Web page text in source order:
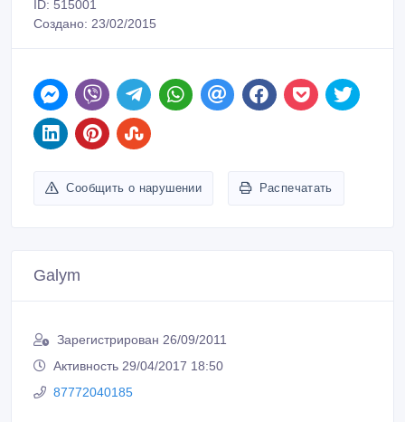
ID: 515001
Создано: 23/02/2015
Сообщить о нарушении Распечатать
Galym
Зарегистрирован 26/09/2011
Активность 29/04/2017 18:50
87772040185